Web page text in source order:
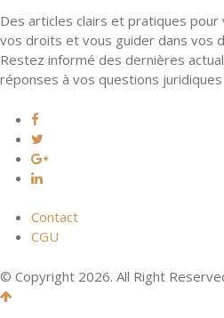
Des articles clairs et pratiques
vos droits et vous guider dans vos
Restez informé des dernières
réponses à vos questions juridiques
Contact
CGU
© Copyright 2026. All Right